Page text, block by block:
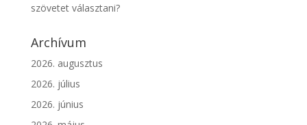
szövetet választani?
Archívum
2026. augusztus
2026. július
2026. június